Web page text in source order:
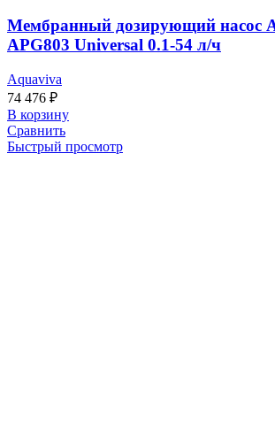
Мембранный дозирующий насос
APG803 Universal 0.1-54 л/ч
Aquaviva
74 476 ₽
В корзину
Сравнить
Быстрый просмотр